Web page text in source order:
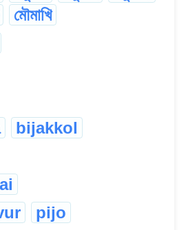
মৌমাখি
bijakkol
pijo